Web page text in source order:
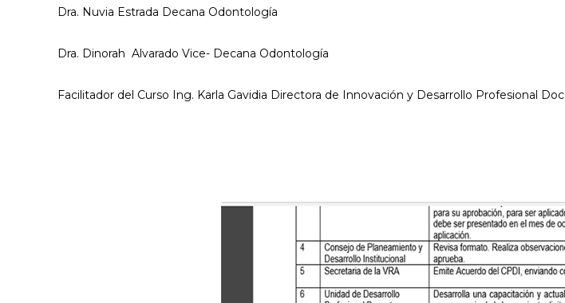
Dra. Nuvia Estrada Decana Odontología
Dra. Dinorah Alvarado Vice- Decana Odontología
Facilitador del Curso Ing. Karla Gavidia Directora de Innovación y Desarrollo Profesional